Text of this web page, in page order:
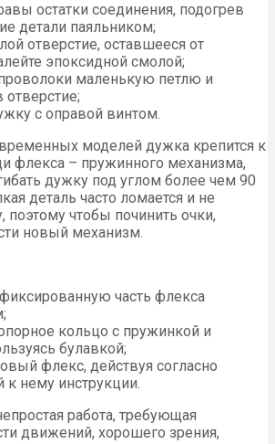
остатки соединения, подогрев
детали паяльником;
отверстие, оставшееся от
эпоксидной смолой;
маленькую петлю и
отверстие;
с оправой винтом.
моделей дужка крепится к
флекса – пружинного механизма,
дужку под углом более чем 90
деталь часто ломается и не
поэтому чтобы починить очки,
новый механизм.
часть флекса
кольцо с пружинкой и
булавкой;
флекс, действуя согласно
к нему инструкции.
работа, требующая
движений, хорошего зрения,